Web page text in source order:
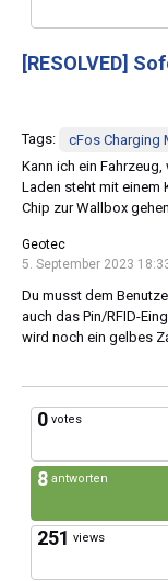
[RESOLVED]
Tags:
cFos Charging
Kann ich ein
Laden steht mit einem
Chip zur Wallbox
Geotec
5. September 2023
Du musst dem
auch das Pin/RFID-
wird noch ein gelbes
0 votes
8 antworten
251 views